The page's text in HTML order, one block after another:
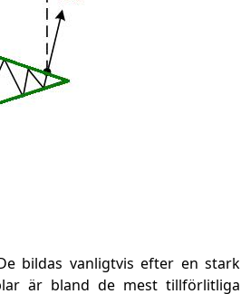
bildas vanligtvis efter en stark
är bland de mest tillförlitliga